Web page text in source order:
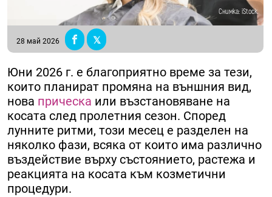
Снимка: iStock
28 май 2026
Юни 2026 г. е благоприятно време за тези,
които планират промяна на външния вид,
нова прическа или възстановяване на
косата след пролетния сезон. Според
лунните ритми, този месец е разделен на
няколко фази, всяка от които има различно
въздействие върху състоянието, растежа и
реакцията на косата към козметични
процедури.